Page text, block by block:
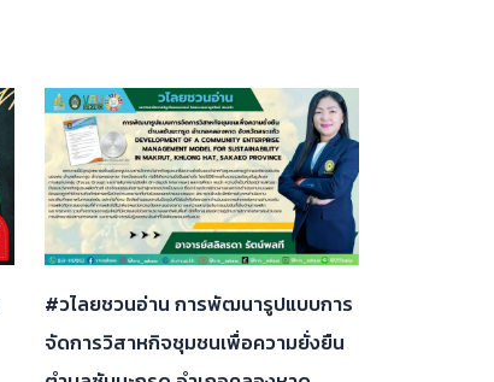
#วไลยชวนอ่าน การพัฒนารูปแบบการ
จัดการวิสาหกิจชุมชนเพื่อความยั่งยืน